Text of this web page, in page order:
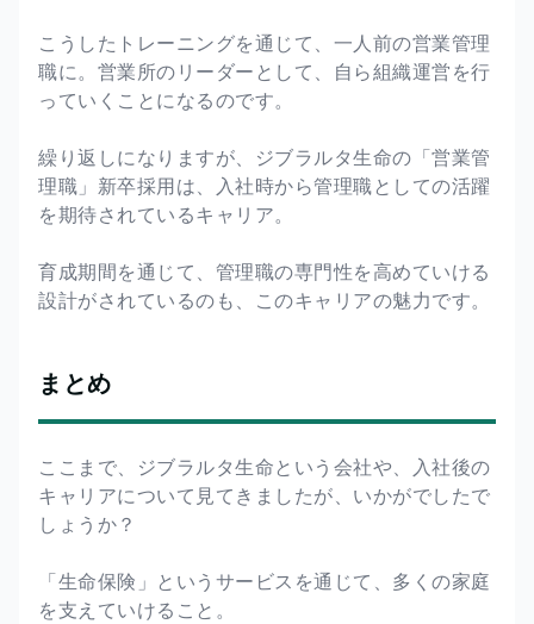
こうしたトレーニングを通じて、一人前の営業管理
職に。営業所のリーダーとして、自ら組織運営を行
っていくことになるのです。
繰り返しになりますが、ジブラルタ生命の「営業管
理職」新卒採用は、入社時から管理職としての活躍
を期待されているキャリア。
育成期間を通じて、管理職の専門性を高めていける
設計がされているのも、このキャリアの魅力です。
まとめ
ここまで、ジブラルタ生命という会社や、入社後の
キャリアについて見てきましたが、いかがでしたで
しょうか？
「生命保険」というサービスを通じて、多くの家庭
を支えていけること。